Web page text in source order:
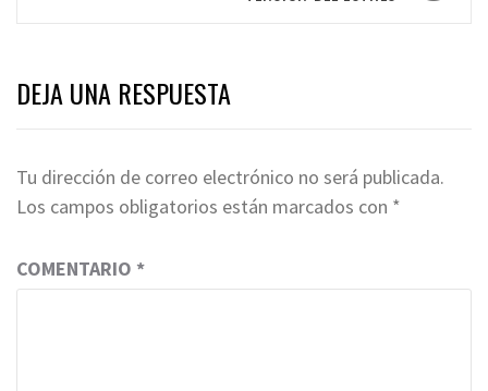
DEJA UNA RESPUESTA
Tu dirección de correo electrónico no será publicada.
Los campos obligatorios están marcados con *
COMENTARIO *